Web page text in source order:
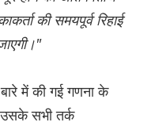
की समयपूर्व रिहाई
में की गई गणना के
सभी तर्क